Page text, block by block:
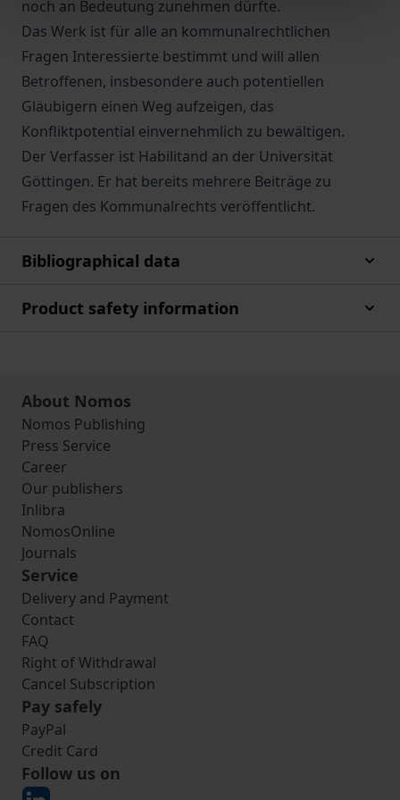
noch an Bedeutung zunehmen dürfte.
Das Werk ist für alle an kommunalrechtlichen
Fragen Interessierte bestimmt und will allen
Betroffenen, insbesondere auch potentiellen
Gläubigern einen Weg aufzeigen, das
Konfliktpotential einvernehmlich zu bewältigen.
Der Verfasser ist Habilitand an der Universität
Göttingen. Er hat bereits mehrere Beiträge zu
Fragen des Kommunalrechts veröffentlicht.
Bibliographical data
Product safety information
About Nomos
Nomos Publishing
Press Service
Career
Our publishers
Inlibra
NomosOnline
Journals
Service
Delivery and Payment
Contact
FAQ
Right of Withdrawal
Cancel Subscription
Pay safely
PayPal
Credit Card
Follow us on